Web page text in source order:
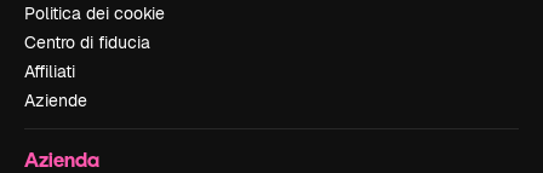
Politica dei cookie
Centro di fiducia
Affiliati
Aziende
Azienda